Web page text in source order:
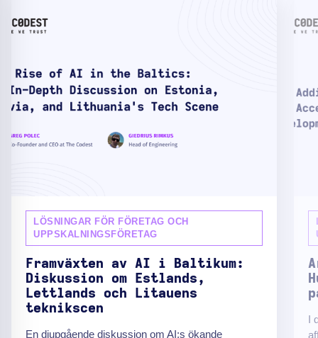
LÖSNINGAR FÖR FÖRETAG OCH
UPPSKALNINGSFÖRETAG
Framväxten av AI i Baltikum:
Diskussion om Estlands,
Lettlands och Litauens
teknikscen
En djupgående diskussion om AI:s ökande
I